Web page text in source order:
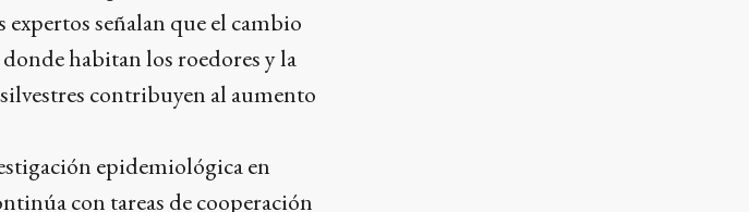
señalan que el cambio
habitan los roedores y la
contribuyen al aumento
epidemiológica en
con tareas de cooperación